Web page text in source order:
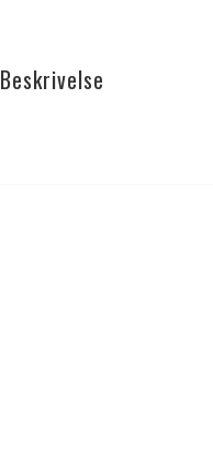
Beskrivelse